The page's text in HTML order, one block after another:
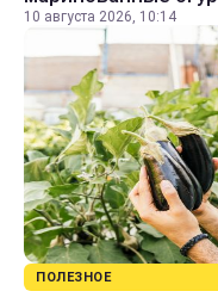
10 августа 2026, 10:14
ПОЛЕЗНОЕ